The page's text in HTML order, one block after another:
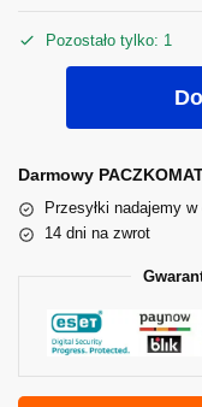
Pozostało tylko: 1
Darmowy
Przesyłki nadajemy
14 dni na zwrot